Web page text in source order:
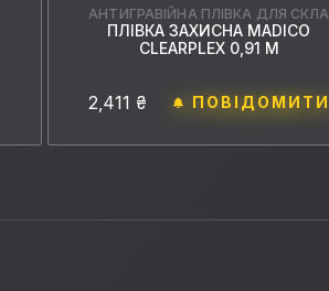
АНТИГРАВІЙНА ПЛІВКА ДЛЯ СКЛА
ПЛІВКА ЗАХИСНА MADICO
CLEARPLEX 0,91 М
2,411 ₴ ПОВІДОМИТИ